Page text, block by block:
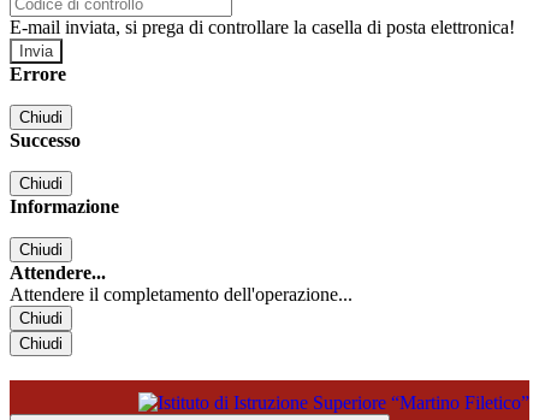
E-mail inviata, si prega di controllare la casella di posta elettronica!
Errore
Chiudi
Successo
Chiudi
Informazione
Chiudi
Attendere...
Attendere il completamento dell'operazione...
Chiudi
Chiudi